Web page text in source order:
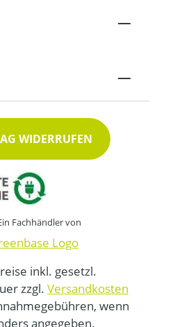
WIDERRUFEN
Fachhändler von
inkl. gesetzl.
zzgl. Versandkosten
wenn
angegeben.